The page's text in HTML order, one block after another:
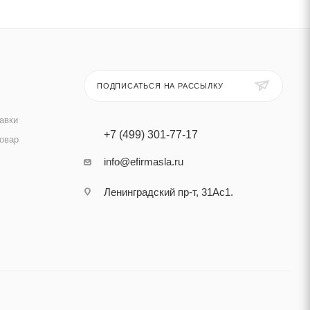
ПОДПИСАТЬСЯ НА РАССЫЛКУ
+7 (499) 301-77-17
info@efirmasla.ru
Ленинградский пр-т, 31Ас1.